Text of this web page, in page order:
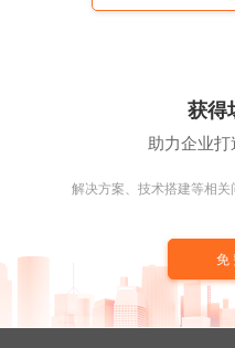
获得
助力企业
解决方案、技术搭建等相
免